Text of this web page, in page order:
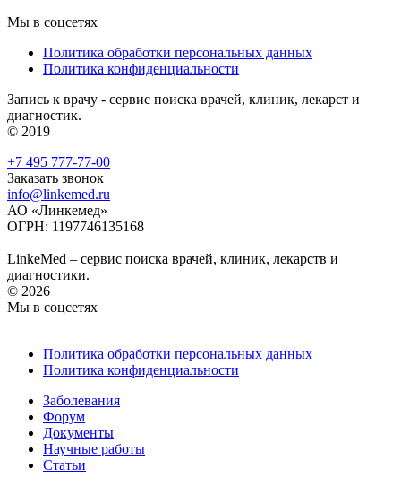
Мы в соцсетях
Политика обработки персональных данных
Политика конфиденциальности
Запись к врачу - сервис поиска врачей, клиник, лекарст и
диагностик.
© 2019
+7 495 777-77-00
Заказать звонок
info@linkemed.ru
АО «Линкемед»
ОГРН: 1197746135168
LinkeMed – сервис поиска врачей, клиник, лекарств и
диагностики.
© 2026
Мы в соцсетях
Политика обработки персональных данных
Политика конфиденциальности
Заболевания
Форум
Документы
Научные работы
Статьи